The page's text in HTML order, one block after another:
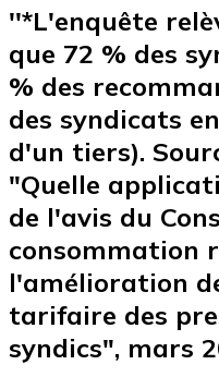
''*L'enquête
que 72 % des
% des
des syndicats
d'un tiers).
"Quelle
de l'avis du
consommation
l'amélioration
tarifaire des
syndics", mars